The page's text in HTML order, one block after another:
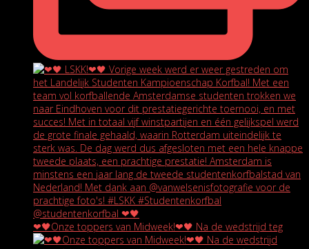
❤🖤Onze toppers van Midweek!❤🖤 Na de wedstrijd teg